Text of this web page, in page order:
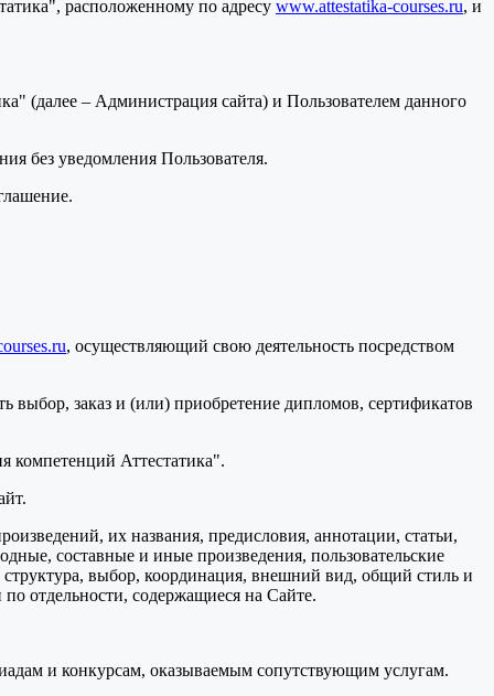
расположенному по адресу www.attestatika-courses.ru, и
(далее – Администрация сайта) и Пользователем данного
без уведомления Пользователя.
, осуществляющий свою деятельность посредством
заказ и (или) приобретение дипломов, сертификатов
компетенций Аттестатика".
их названия, предисловия, аннотации, статьи,
составные и иные произведения, пользовательские
выбор, координация, внешний вид, общий стиль и
отдельности, содержащиеся на Сайте.
и конкурсам, оказываемым сопутствующим услугам.